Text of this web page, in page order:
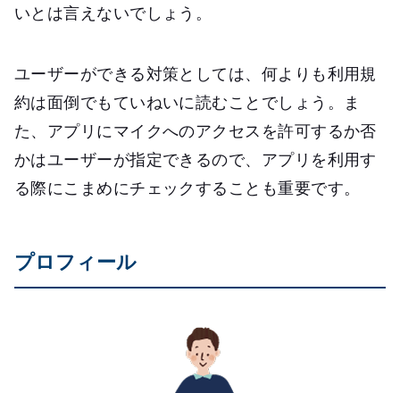
いとは言えないでしょう。
ユーザーができる対策としては、何よりも利用規
約は面倒でもていねいに読むことでしょう。ま
た、アプリにマイクへのアクセスを許可するか否
かはユーザーが指定できるので、アプリを利用す
る際にこまめにチェックすることも重要です。
プロフィール